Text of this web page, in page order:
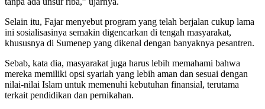
Selain itu, Fajar menyebut program yang telah berjalan cukup lama
ini sosialisasinya semakin digencarkan di tengah masyarakat,
khususnya di Sumenep yang dikenal dengan banyaknya pesantren.
Sebab, kata dia, masyarakat juga harus lebih memahami bahwa
mereka memiliki opsi syariah yang lebih aman dan sesuai dengan
nilai-nilai Islam untuk memenuhi kebutuhan finansial, terutama
terkait pendidikan dan pernikahan.